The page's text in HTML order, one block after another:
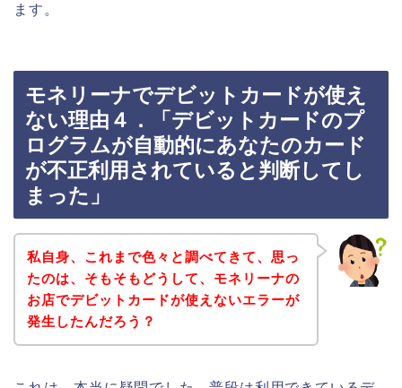
ます。
モネリーナでデビットカードが使え
ない理由４．「デビットカードのプ
ログラムが自動的にあなたのカード
が不正利用されていると判断してし
まった」
私自身、これまで色々と調べてきて、思っ
たのは、そもそもどうして、モネリーナの
お店でデビットカードが使えないエラーが
発生したんだろう？